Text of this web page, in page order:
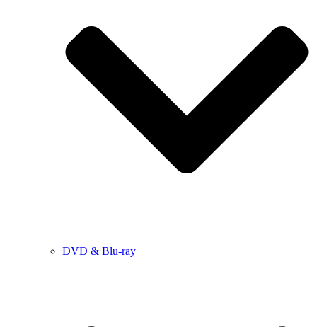
DVD & Blu-ray